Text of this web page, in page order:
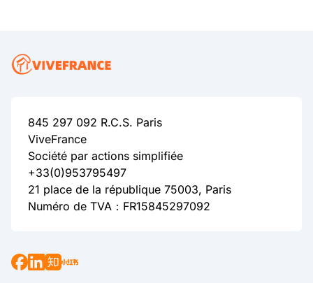
845 297 092 R.C.S. Paris
ViveFrance
Société par actions simplifiée
+33(0)953795497
21 place de la république 75003, Paris
Numéro de TVA：FR15845297092